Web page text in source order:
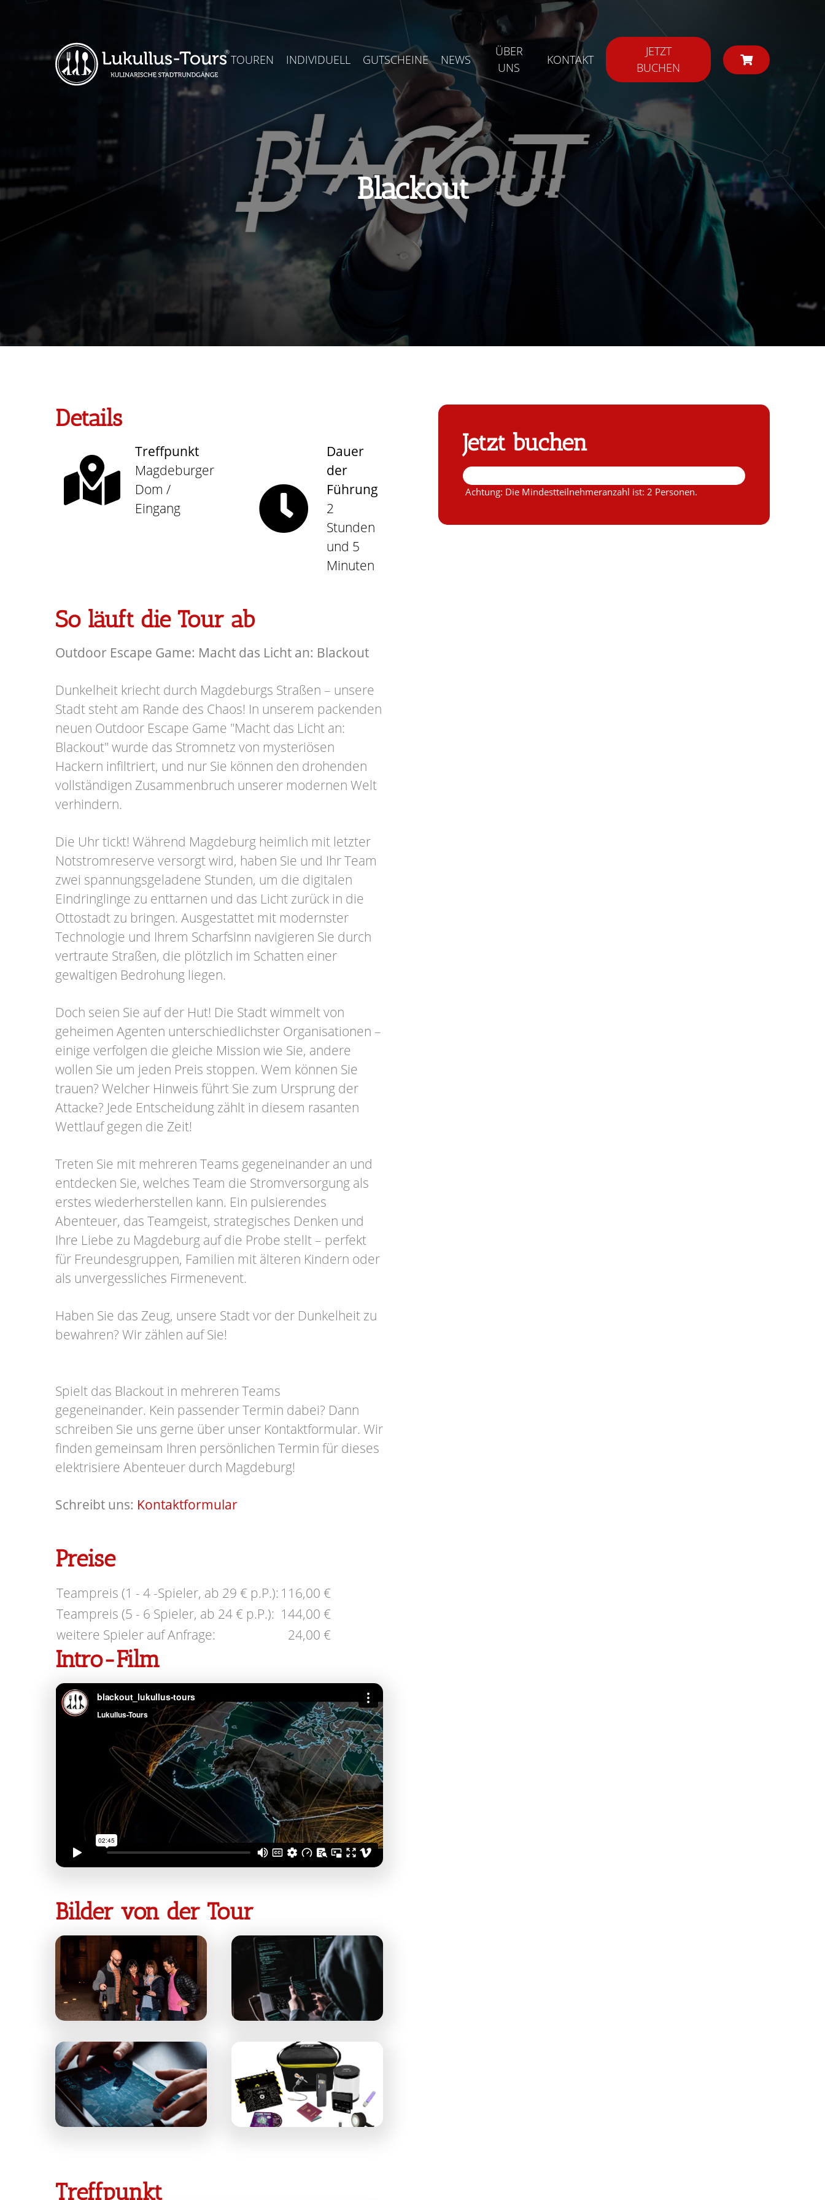
TOUREN INDIVIDUELL GUTSCHEINE NEWS
ÜBER
UNS
KONTAKT
JETZT
BUCHEN
Blackout
Details
Treffpunkt
Magdeburger
Dom /
Eingang
Dauer
der
Führung
2
Stunden
und 5
Minuten
So läuft die Tour ab
Outdoor Escape Game: Macht das Licht an: Blackout
Dunkelheit kriecht durch Magdeburgs Straßen – unsere
Stadt steht am Rande des Chaos! In unserem packenden
neuen Outdoor Escape Game "Macht das Licht an:
Blackout" wurde das Stromnetz von mysteriösen
Hackern infiltriert, und nur Sie können den drohenden
vollständigen Zusammenbruch unserer modernen Welt
verhindern.
Die Uhr tickt! Während Magdeburg heimlich mit letzter
Notstromreserve versorgt wird, haben Sie und Ihr Team
zwei spannungsgeladene Stunden, um die digitalen
Eindringlinge zu enttarnen und das Licht zurück in die
Ottostadt zu bringen. Ausgestattet mit modernster
Technologie und Ihrem Scharfsinn navigieren Sie durch
vertraute Straßen, die plötzlich im Schatten einer
gewaltigen Bedrohung liegen.
Doch seien Sie auf der Hut! Die Stadt wimmelt von
geheimen Agenten unterschiedlichster Organisationen –
einige verfolgen die gleiche Mission wie Sie, andere
wollen Sie um jeden Preis stoppen. Wem können Sie
trauen? Welcher Hinweis führt Sie zum Ursprung der
Attacke? Jede Entscheidung zählt in diesem rasanten
Wettlauf gegen die Zeit!
Treten Sie mit mehreren Teams gegeneinander an und
entdecken Sie, welches Team die Stromversorgung als
erstes wiederherstellen kann. Ein pulsierendes
Abenteuer, das Teamgeist, strategisches Denken und
Ihre Liebe zu Magdeburg auf die Probe stellt – perfekt
für Freundesgruppen, Familien mit älteren Kindern oder
als unvergessliches Firmenevent.
Haben Sie das Zeug, unsere Stadt vor der Dunkelheit zu
bewahren? Wir zählen auf Sie!
Spielt das Blackout in mehreren Teams
gegeneinander. Kein passender Termin dabei? Dann
schreiben Sie uns gerne über unser Kontaktformular. Wir
finden gemeinsam Ihren persönlichen Termin für dieses
elektrisiere Abenteuer durch Magdeburg!
Schreibt uns: Kontaktformular
Preise
Teampreis (1 - 4 -Spieler, ab 29 € p.P.): 116,00 €
Teampreis (5 - 6 Spieler, ab 24 € p.P.): 144,00 €
weitere Spieler auf Anfrage:
24,00 €
Intro-Film
Bilder von der Tour
Treffpunkt
Jetzt buchen
Achtung: Die Mindestteilnehmeranzahl ist: 2 Personen.